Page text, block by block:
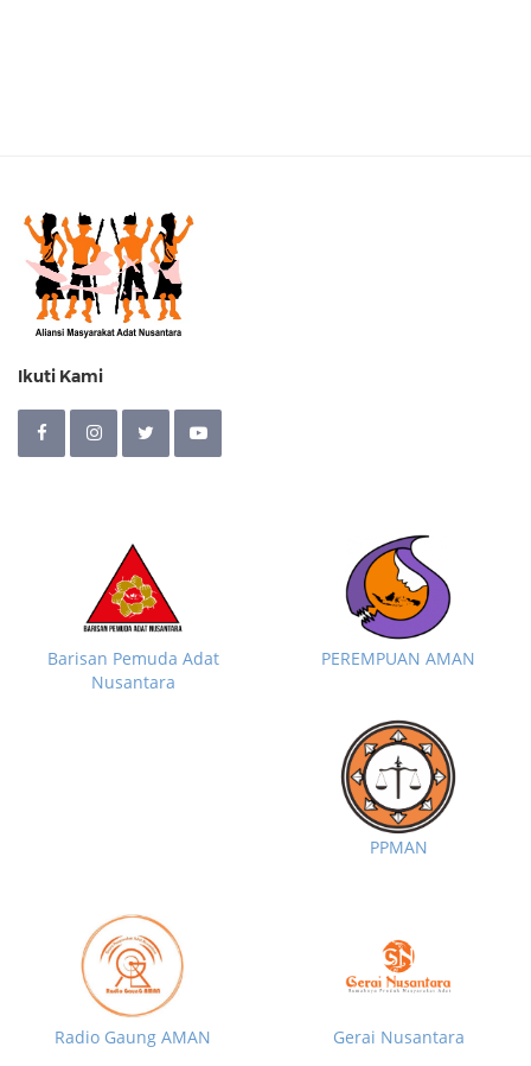
Ikuti Kami
Barisan Pemuda Adat
Nusantara
PEREMPUAN AMAN
PPMAN
Radio Gaung AMAN Gerai Nusantara